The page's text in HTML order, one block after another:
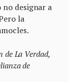
designar a
la
de La Verdad,
de